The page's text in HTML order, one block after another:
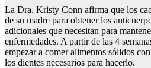
La Dra. Kristy Conn afirma que los
de su madre para obtener los
adicionales que necesitan para
enfermedades. A partir de las 4
empezar a comer alimentos sólidos
los dientes necesarios para hacerlo.